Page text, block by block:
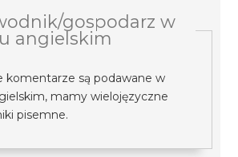
gospodarz w
angielskim
komentarze są podawane w
mamy wielojęzyczne
pisemne.